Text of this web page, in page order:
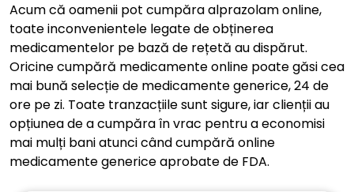
Acum că oamenii pot cumpăra alprazolam online,
toate inconvenientele legate de obținerea
medicamentelor pe bază de rețetă au dispărut.
Oricine cumpără medicamente online poate găsi cea
mai bună selecție de medicamente generice, 24 de
ore pe zi. Toate tranzacțiile sunt sigure, iar clienții au
opțiunea de a cumpăra în vrac pentru a economisi
mai mulți bani atunci când cumpără online
medicamente generice aprobate de FDA.